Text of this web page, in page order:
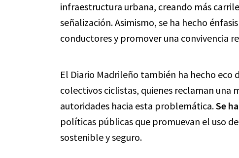
infraestructura urbana, creando más
señalización. Asimismo, se ha hecho
conductores y promover una convivencia
El Diario Madrileño también ha hecho eco
colectivos ciclistas, quienes reclaman una
autoridades hacia esta problemática.Se
políticas públicas que promuevan el uso
sostenible y seguro.